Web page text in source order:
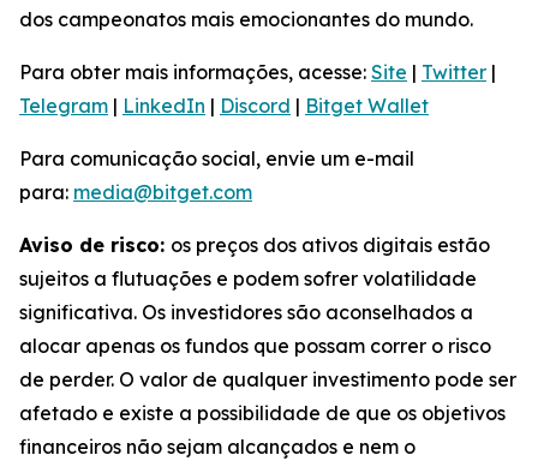
dos campeonatos mais emocionantes do mundo.
Para obter mais informações, acesse: Site | Twitter |
Telegram | LinkedIn | Discord | Bitget Wallet
Para comunicação social, envie um e-mail
para: media@bitget.com
Aviso de risco: os preços dos ativos digitais estão
sujeitos a flutuações e podem sofrer volatilidade
significativa. Os investidores são aconselhados a
alocar apenas os fundos que possam correr o risco
de perder. O valor de qualquer investimento pode ser
afetado e existe a possibilidade de que os objetivos
financeiros não sejam alcançados e nem o